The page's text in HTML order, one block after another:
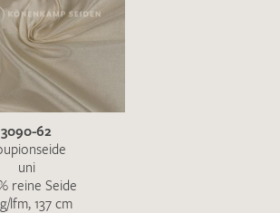
3090-62
uni
reine Seide
g/lfm, 137 cm